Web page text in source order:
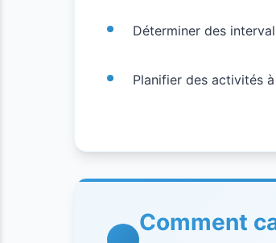
Déterminer des
Planifier des activités
Comment